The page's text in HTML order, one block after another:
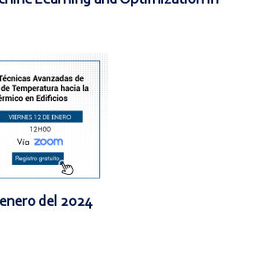
del 2024